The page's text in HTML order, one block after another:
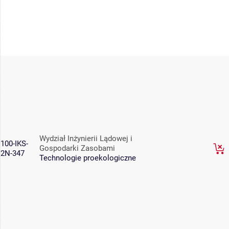
100-IKS-
2N-347
Wydział Inżynierii Lądowej i
Gospodarki Zasobami
Technologie proekologiczne